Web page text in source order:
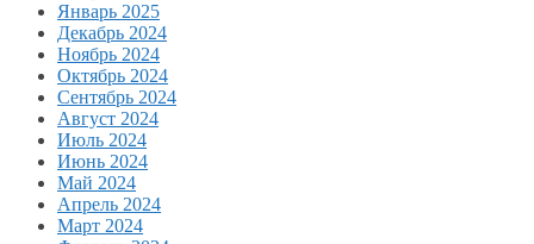
Январь 2025
Декабрь 2024
Ноябрь 2024
Октябрь 2024
Сентябрь 2024
Август 2024
Июль 2024
Июнь 2024
Май 2024
Апрель 2024
Март 2024